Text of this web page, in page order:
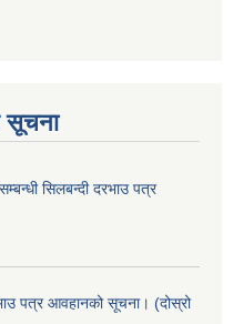
सूचना
सिलबन्दी दरभाउ पत्र
पत्र आवहानको सूचना। (दोस्रो